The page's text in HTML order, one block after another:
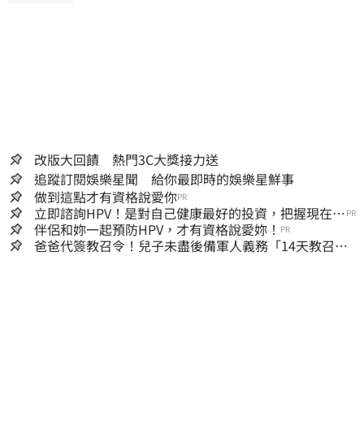
改版大回饋 熱門3C大獎接力送
追蹤訂閱娛樂星聞 給你最即時的娛樂星鮮事
做到這點才有資格說愛你PR
立即諮詢HPV！是對自己健康最好的投資，把握現在不
嫌晚！
PR
伴侶和妳一起預防HPV，才有資格說愛妳！ PR
爸爸代簽教召令！兒子未盡後備軍人義務「14天教召不